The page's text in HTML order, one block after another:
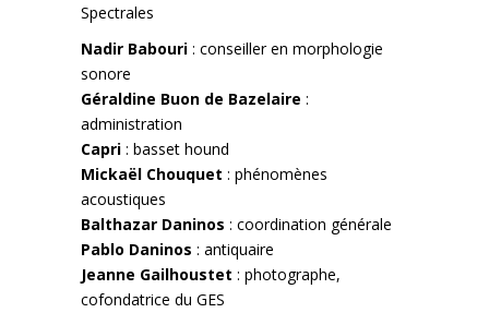
Spectrales
Nadir Babouri : conseiller en morphologie
sonore
Géraldine Buon de Bazelaire :
administration
Capri : basset hound
Mickaël Chouquet : phénomènes
acoustiques
Balthazar Daninos : coordination générale
Pablo Daninos : antiquaire
Jeanne Gailhoustet : photographe,
cofondatrice du GES